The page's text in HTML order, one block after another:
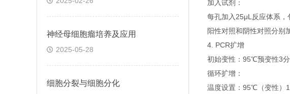
神经母细胞瘤培养及应用
2025-05-28
细胞分裂与细胞分化
加入试剂：
每孔加入25μL反应体系，
阳性对照和阴性对照分别
4. PCR扩增
初始变性：95℃预变性3分
循环扩增：
温度设置：95℃（变性）